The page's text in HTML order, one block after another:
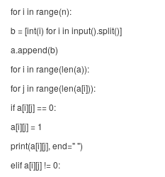
for i in range(n):
b = [int(i) for i in input().split()]
a.append(b)
for i in range(len(a)):
for j in range(len(a[i])):
if a[i][j] == 0:
a[i][j] = 1
print(a[i][j], end=" ")
elif a[i][j] != 0: